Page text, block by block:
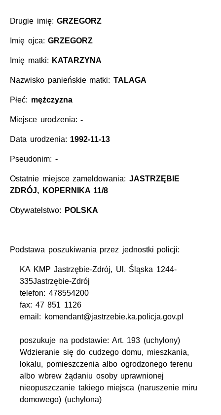
Drugie imię:GRZEGORZ
Imię ojca:GRZEGORZ
Imię matki: KATARZYNA
Nazwisko panieńskie matki: TALAGA
Płeć: mężczyzna
Miejsce urodzenia:-
Data urodzenia: 1992-11-13
Pseudonim: -
Ostatnie miejsce zameldowania: JASTRZĘBIE
ZDRÓJ, KOPERNIKA 11/8
Obywatelstwo: POLSKA
Podstawa poszukiwania przez jednostki policji:
KA KMP Jastrzębie-Zdrój, Ul. Śląska 1244-
335Jastrzębie-Zdrój
telefon: 478554200
fax: 47 851 1126
email: komendant@jastrzebie.ka.policja.gov.pl
poszukuje na podstawie: Art. 193 (uchylony)
Wdzieranie się do cudzego domu, mieszkania,
lokalu, pomieszczenia albo ogrodzonego terenu
albo wbrew żądaniu osoby uprawnionej
nieopuszczanie takiego miejsca (naruszenie miru
domowego) (uchylona)